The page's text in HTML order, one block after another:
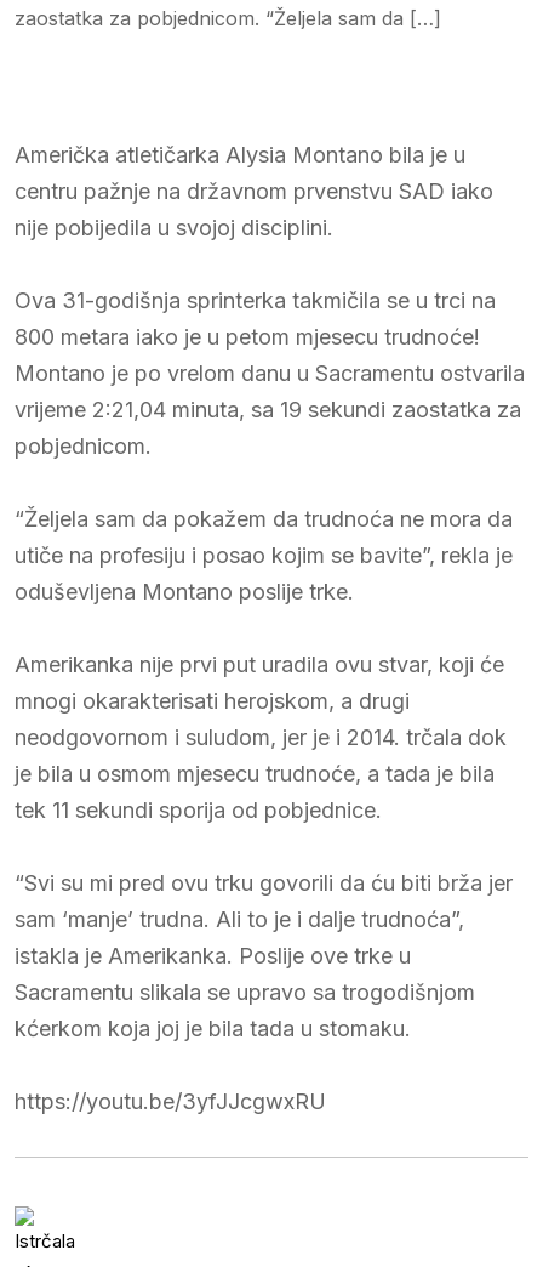
zaostatka za pobjednicom. “Željela sam da […]
Američka atletičarka Alysia Montano bila je u
centru pažnje na državnom prvenstvu SAD iako
nije pobijedila u svojoj disciplini.
Ova 31-godišnja sprinterka takmičila se u trci na
800 metara iako je u petom mjesecu trudnoće!
Montano je po vrelom danu u Sacramentu ostvarila
vrijeme 2:21,04 minuta, sa 19 sekundi zaostatka za
pobjednicom.
“Željela sam da pokažem da trudnoća ne mora da
utiče na profesiju i posao kojim se bavite”, rekla je
oduševljena Montano poslije trke.
Amerikanka nije prvi put uradila ovu stvar, koji će
mnogi okarakterisati herojskom, a drugi
neodgovornom i suludom, jer je i 2014. trčala dok
je bila u osmom mjesecu trudnoće, a tada je bila
tek 11 sekundi sporija od pobjednice.
“Svi su mi pred ovu trku govorili da ću biti brža jer
sam ‘manje’ trudna. Ali to je i dalje trudnoća”,
istakla je Amerikanka. Poslije ove trke u
Sacramentu slikala se upravo sa trogodišnjom
kćerkom koja joj je bila tada u stomaku.
https://youtu.be/3yfJJcgwxRU